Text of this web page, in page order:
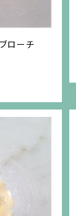
ローチ